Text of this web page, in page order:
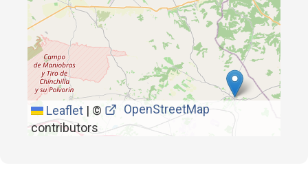
Leaflet | ©
OpenStreetMap
contributors